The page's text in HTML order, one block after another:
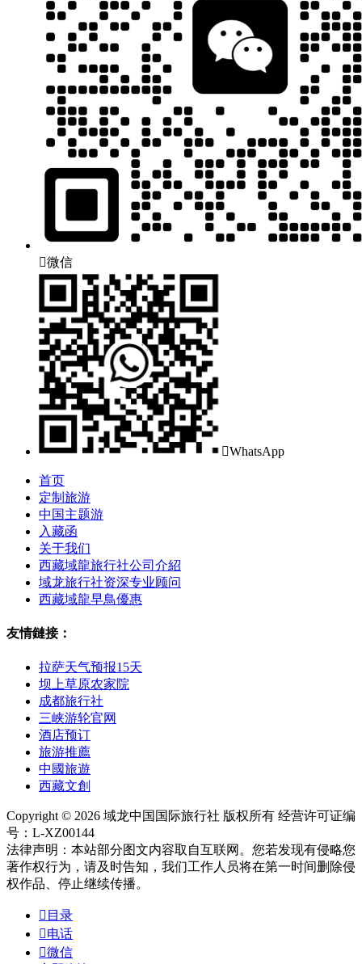
微信
WhatsApp
首页
定制旅游
中国主题游
入藏函
关于我们
西藏域龍旅行社公司介紹
域龙旅行社资深专业顾问
西藏域龍早鳥優惠
友情鏈接：
拉萨天气预报15天
坝上草原农家院
成都旅行社
三峡游轮官网
酒店预订
旅游推薦
中國旅遊
西藏文創
Copyright © 2026 域龙中国国际旅行社 版权所有 经营许可证编
号：L-XZ00144
法律声明：本站部分图文内容取自互联网。您若发现有侵略您
著作权行为，请及时告知，我们工作人员将在第一时间删除侵
权作品、停止继续传播。
 目录
电话
微信